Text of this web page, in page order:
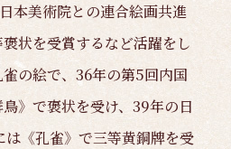
本美術院との連合絵画共進
状を受賞するなど活躍をし
の絵で、36年の第5回内国
》で褒状を受け、39年の日
《孔雀》で三等黄銅牌を受